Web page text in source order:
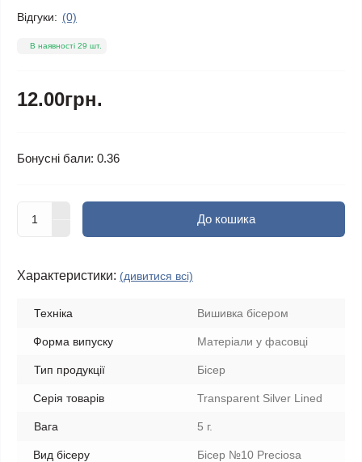
Відгуки: (0)
В наявності 29 шт.
12.00грн.
Бонусні бали: 0.36
До кошика
Характеристики: (дивитися всі)
Техніка Вишивка бісером
Форма випуску Матеріали у фасовці
Тип продукції Бісер
Серія товарів Transparent Silver Lined
Вага 5 г.
Вид бісеру Бісер №10 Preciosa